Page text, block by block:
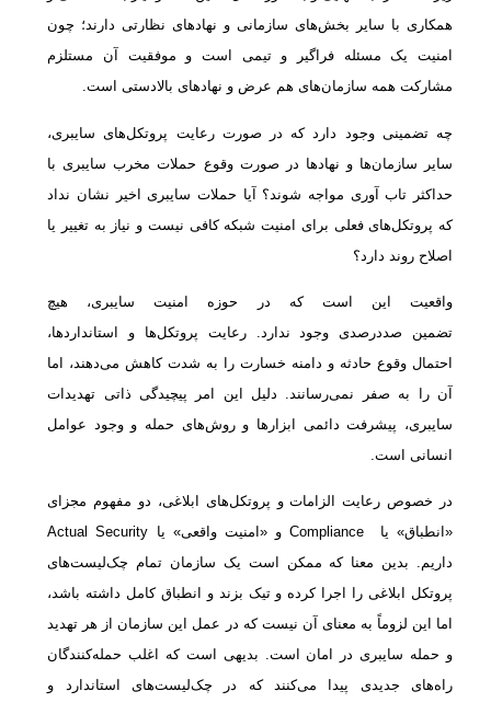
همکاری با سایر بخش‌های سازمانی و نهادهای نظارتی دارند؛ چون
امنیت یک مسئله فراگیر و تیمی است و موفقیت آن مستلزم
مشارکت همه سازمان‌های هم عرض و نهادهای بالادستی است.
چه تضمینی وجود دارد که در صورت رعایت پروتکل‌های سایبری،
سایر سازمان‌ها و نهادها در صورت وقوع حملات مخرب سایبری با
حداکثر تاب آوری مواجه شوند؟ آیا حملات سایبری اخیر نشان نداد
که پروتکل‌های فعلی برای امنیت شبکه کافی نیست و نیاز به تغییر یا
اصلاح روند دارد؟
واقعیت این است که در حوزه امنیت سایبری، هیچ
تضمین صددرصدی وجود ندارد. رعایت پروتکل‌ها و استانداردها،
احتمال وقوع حادثه و دامنه خسارت را به شدت کاهش می‌دهند، اما
آن را به صفر نمی‌رسانند. دلیل این امر پیچیدگی ذاتی تهدیدات
سایبری، پیشرفت دائمی ابزارها و روش‌های حمله و وجود عوامل
انسانی است.
در خصوص رعایت الزامات و پروتکل‌های ابلاغی، دو مفهوم مجزای
«انطباق» یا Compliance و «امنیت واقعی» یا Actual Security
داریم. بدین معنا که ممکن است یک سازمان تمام چک‌لیست‌های
پروتکل ابلاغی را اجرا کرده و تیک بزند و انطباق کامل داشته باشد،
اما این لزوماً به معنای آن نیست که در عمل این سازمان از هر تهدید
و حمله سایبری در امان است. بدیهی است که اغلب حمله‌کنندگان
راه‌های جدیدی پیدا می‌کنند که در چک‌لیست‌های استاندارد و